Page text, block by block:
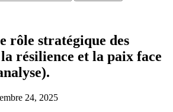
rôle stratégique des
résilience et la paix face
24, 2025